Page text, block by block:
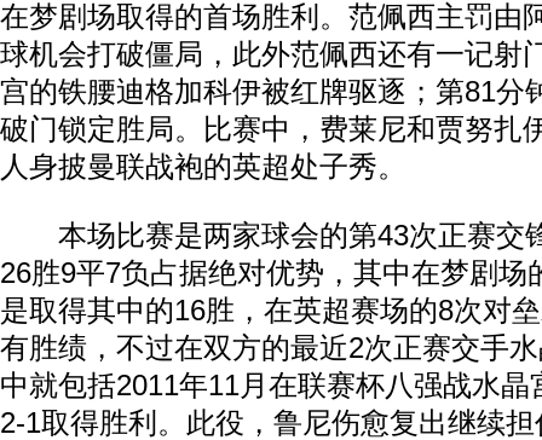
在梦剧场取得的首场胜利。范佩西主罚由
球机会打破僵局，此外范佩西还有一记射
宫的铁腰迪格加科伊被红牌驱逐；第81分
破门锁定胜局。比赛中，费莱尼和贾努扎
人身披曼联战袍的英超处子秀。
本场比赛是两家球会的第43次正赛交
26胜9平7负占据绝对优势，其中在梦剧场
是取得其中的16胜，在英超赛场的8次对
有胜绩，不过在双方的最近2次正赛交手
中就包括2011年11月在联赛杯八强战水晶
2-1取得胜利。此役，鲁尼伤愈复出继续